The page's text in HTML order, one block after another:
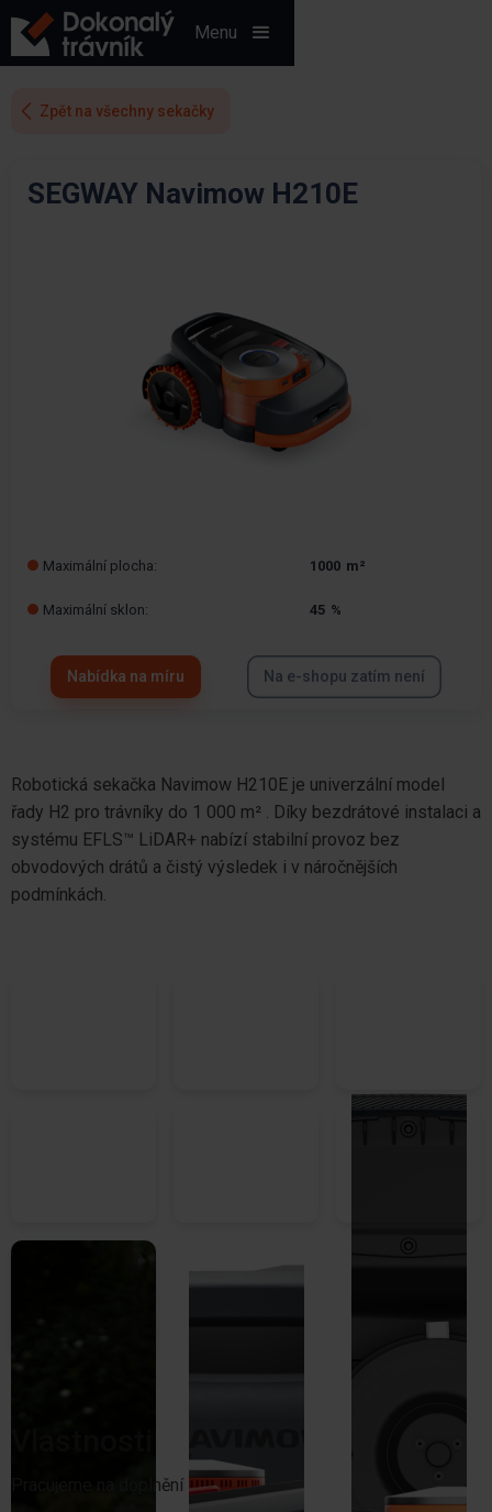
Menu
Zpět na všechny sekačky
SEGWAY Navimow H210E
Maximální plocha: 1000 m²
Maximální sklon: 45 %
Nabídka na míru Na e-shopu zatím není
Robotická sekačka Navimow H210E je univerzální model
řady H2 pro trávníky do 1 000 m² . Díky bezdrátové instalaci a
systému EFLS™ LiDAR+ nabízí stabilní provoz bez
obvodových drátů a čistý výsledek i v náročnějších
podmínkách.
Pracujeme na doplnění